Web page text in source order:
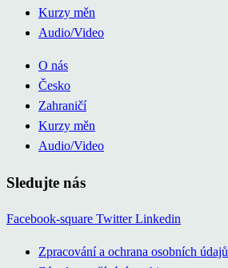
Kurzy měn
Audio/Video
O nás
Česko
Zahraničí
Kurzy měn
Audio/Video
Sledujte nás
Facebook-square Twitter Linkedin
Zpracování a ochrana osobních údajů